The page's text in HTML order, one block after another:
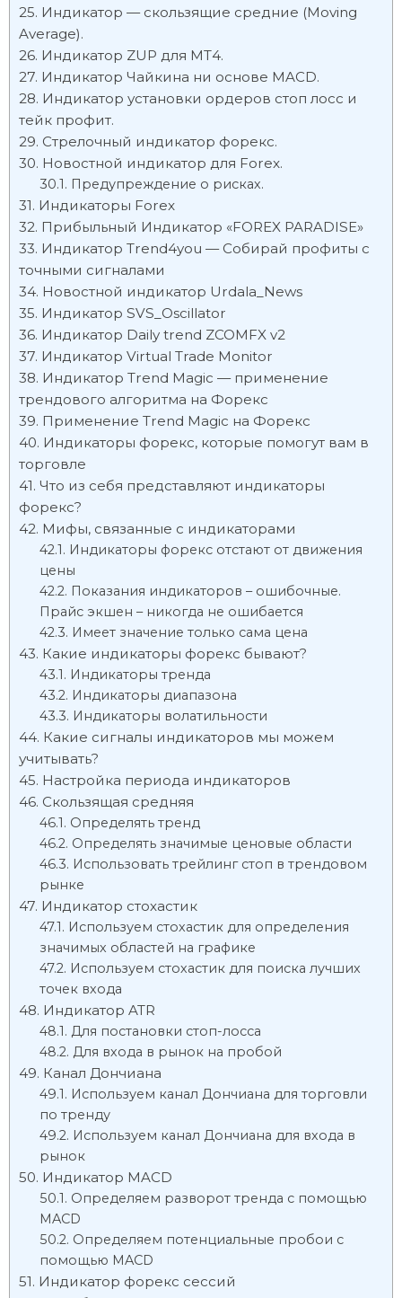
Индикатор — скользящие средние (Moving
Average).
Индикатор ZUP для МТ4.
Индикатор Чайкина ни основе MACD.
Индикатор установки ордеров стоп лосс и
тейк профит.
Стрелочный индикатор форекс.
Новостной индикатор для Forex.
Предупреждение о рисках.
Индикаторы Forex
Прибыльный Индикатор «FOREX PARADISE»
Индикатор Trend4you — Собирай профиты с
точными сигналами
Новостной индикатор Urdala_News
Индикатор SVS_Oscillator
Индикатор Daily trend ZCOMFX v2
Индикатор Virtual Trade Monitor
Индикатор Trend Magic — применение
трендового алгоритма на Форекс
Применение Trend Magic на Форекс
Индикаторы форекс, которые помогут вам в
торговле
Что из себя представляют индикаторы
форекс?
Мифы, связанные с индикаторами
Индикаторы форекс отстают от движения
цены
Показания индикаторов – ошибочные.
Прайс экшен – никогда не ошибается
Имеет значение только сама цена
Какие индикаторы форекс бывают?
Индикаторы тренда
Индикаторы диапазона
Индикаторы волатильности
Какие сигналы индикаторов мы можем
учитывать?
Настройка периода индикаторов
Скользящая средняя
Определять тренд
Определять значимые ценовые области
Использовать трейлинг стоп в трендовом
рынке
Индикатор стохастик
Используем стохастик для определения
значимых областей на графике
Используем стохастик для поиска лучших
точек входа
Индикатор ATR
Для постановки стоп-лосса
Для входа в рынок на пробой
Канал Дончиана
Используем канал Дончиана для торговли
по тренду
Используем канал Дончиана для входа в
рынок
Индикатор MACD
Определяем разворот тренда с помощью
MACD
Определяем потенциальные пробои с
помощью MACD
Индикатор форекс сессий